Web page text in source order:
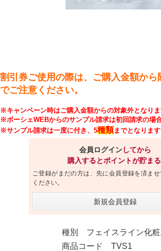
割引券ご使用の際は、ご購入金額から
でご注意ください。
※キャンペーン時はご購入金額からの対象外となりま
※ボーシェWEBからのサンプル請求は初回請求の場
※サンプル請求は一度に付き、5種類までとなります
会員ログインしてから
購入するとポイントが貯ま
ご登録がまだの方は、先に会員登録を済ま
ください。
新規会員登録
種別 フェイスライン化粧
商品コード TVS1